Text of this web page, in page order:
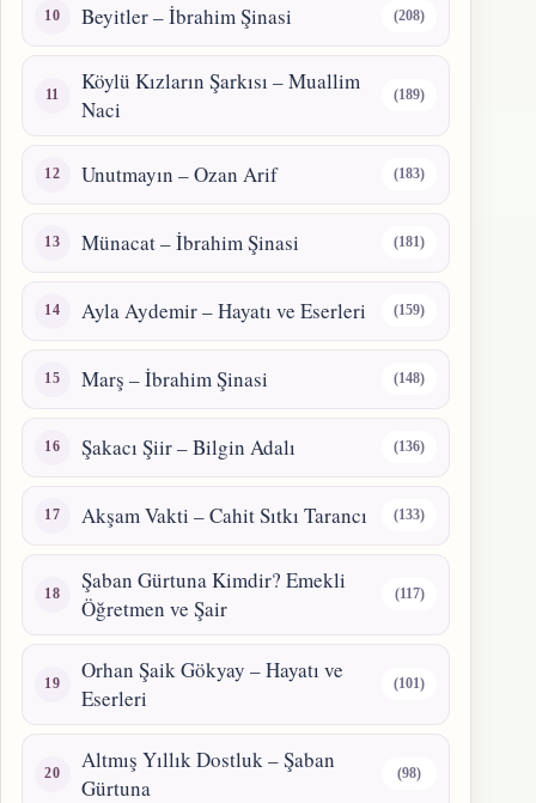
Beyitler – İbrahim Şinasi (208)
Köylü Kızların Şarkısı – Muallim
Naci
(189)
Unutmayın – Ozan Arif (183)
Münacat – İbrahim Şinasi (181)
Ayla Aydemir – Hayatı ve Eserleri (159)
Marş – İbrahim Şinasi (148)
Şakacı Şiir – Bilgin Adalı (136)
Akşam Vakti – Cahit Sıtkı Tarancı (133)
Şaban Gürtuna Kimdir? Emekli
Öğretmen ve Şair
(117)
Orhan Şaik Gökyay – Hayatı ve
Eserleri
(101)
Altmış Yıllık Dostluk – Şaban
Gürtuna
(98)